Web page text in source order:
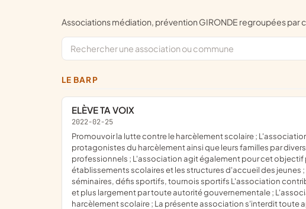
Associations médiation, prévention GIRONDE regroupées par
LE BARP
ELÈVE TA VOIX
2022-02-25
promouvoir la lutte contre le harcèlement scolaire ; L'association souhaite agir par la sensibilisation, l'accompagnement des enfants victimes de harcèlement et les
protagonistes du harcèlement ainsi que leurs familles par
professionnels ; L'association agit également pour cet objectif
établissements scolaires et les structures d'accueil des
séminaires, défis sportifs, tournois sportifs L'association
et plus largement par toute autorité gouvernementale ;
harcèlement scolaire ; La présente association s'interdit toute